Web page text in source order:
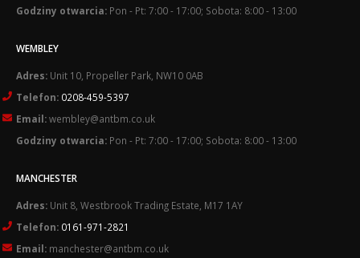
Godziny otwarcia: Pon - Pt: 7:00 - 17:00; Sobota: 8:00 - 13:00
WEMBLEY
Adres: Unit 10, Propeller Park, NW10 0AB
Telefon: 0208-459-5397
Email:wembley@antbm.co.uk
Godziny otwarcia: Pon - Pt: 7:00 - 17:00; Sobota: 8:00 - 13:00
MANCHESTER
Adres: Unit 8, Westbrook Trading Estate, M17 1AY
Telefon: 0161-971-2821
Email: manchester@antbm.co.uk